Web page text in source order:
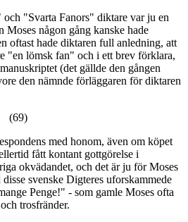
"Svarta Fanors" diktare var ju en
Moses någon gång kanske hade
oftast hade diktaren full anledning, att
"en lömsk fan" och i ett brev förklara,
(det gällde den gången
den nämnde förläggaren för diktaren
(69)
med honom, även om köpet
fått kontant gottgörelse i
okvädandet, och det är ju för Moses
svenske Digteres uforskammede
Penge!" - som gamle Moses ofta
trosfränder.